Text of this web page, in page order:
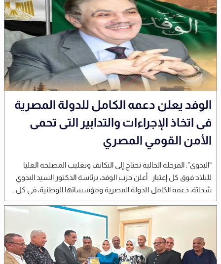
الوفد يعلن دعمه الكامل للدولة المصرية
فى اتخاذ الإجراءات والتدابير التى تحمى
الأمن القومي المصري
“البدوى”: المرحلة الحالية تحتاج إلى التكاتف وتغليب المصلحه العليا
للبلاد فوق كل إعتبار أعلن حزب الوفد، برئاسة الدكتور السيد البدوي
شحاتة، دعمه الكامل للدولة المصرية ومؤسساتها الوطنية، في كل...